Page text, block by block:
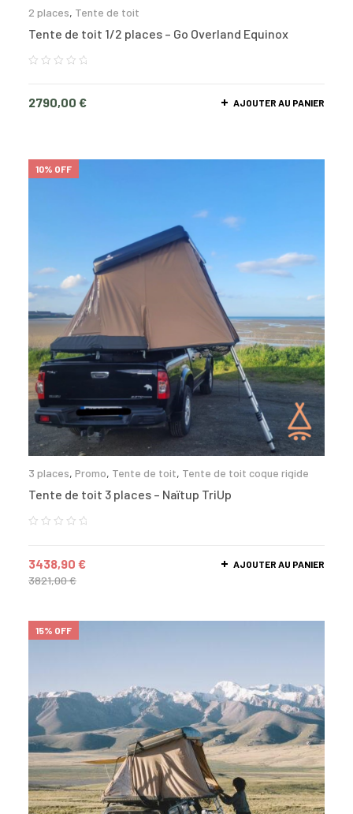
2 places, Tente de toit
Tente de toit 1/2 places – Go Overland Equinox
2790,00 € AJOUTER AU PANIER
10% OFF
3 places, Promo, Tente de toit, Tente de toit coque rigide
Tente de toit 3 places – Naïtup TriUp
3821,00€
3438,90 € AJOUTER AU PANIER
15% OFF